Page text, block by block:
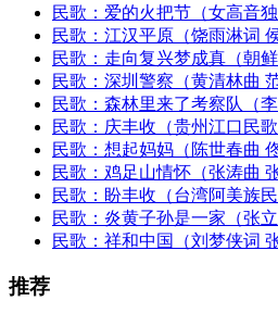
民歌：爱的火把节（女高音独
民歌：江汉平原（饶雨淋词
民歌：走向复兴梦成真（朝
民歌：深圳警察（黄清林曲
民歌：森林里来了考察队（李
民歌：庆丰收（贵州江口民歌
民歌：想起妈妈（陈世春曲
民歌：鸡足山情怀（张涛曲
民歌：盼丰收（台湾阿美族民
民歌：炎黄子孙是一家（张
民歌：祥和中国（刘梦侠词
推荐